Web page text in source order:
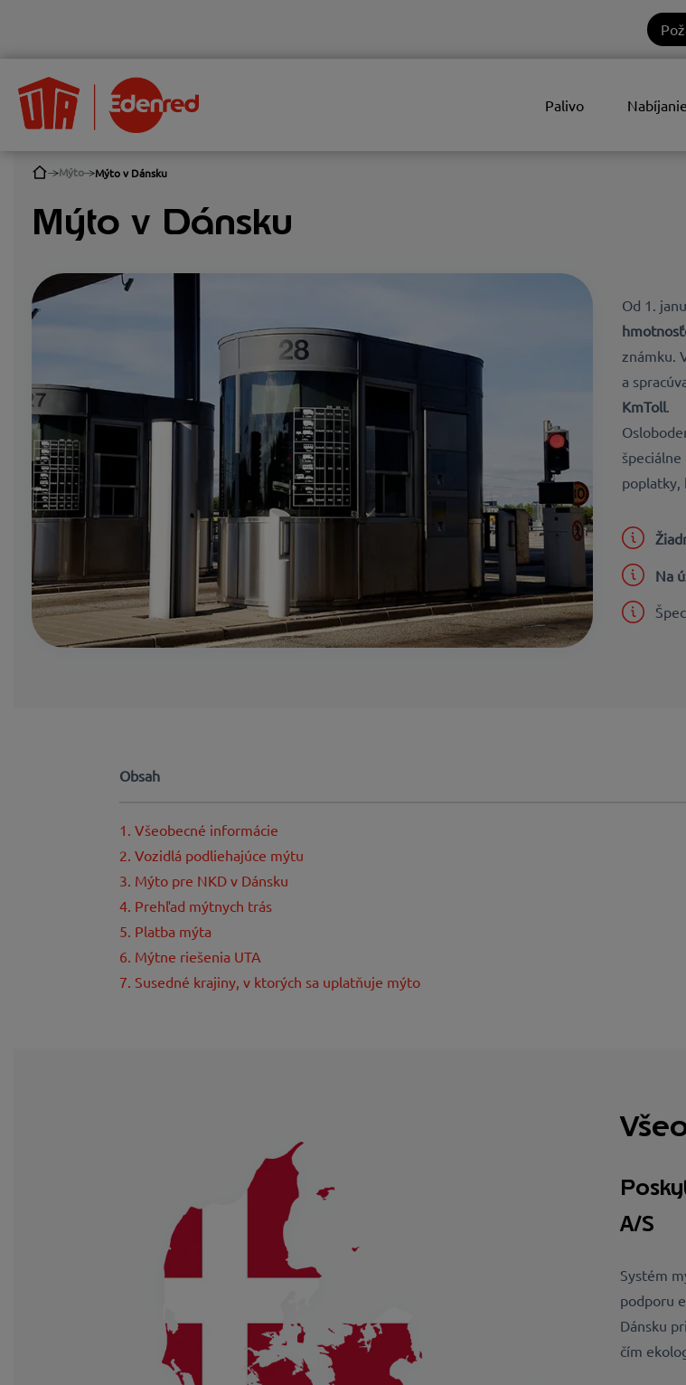
Palivo Nabíjanie
Mýto Mýto v Dánsku
Mýto v Dánsku
Od 1.
známku.
a
KmToll
špeciálne
poplatky,
Na
Obsah
1. Všeobecné informácie
2. Vozidlá podliehajúce mýtu
3. Mýto pre NKD v Dánsku
4. Prehľad mýtnych trás
5. Platba mýta
6. Mýtne riešenia UTA
7. Susedné krajiny, v ktorých sa uplatňuje mýto
A/S
Systém
podporu
Dánsku
čím